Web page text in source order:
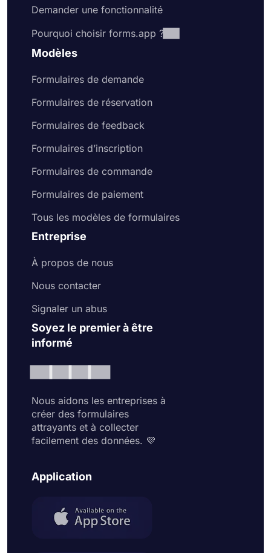
Demander une fonctionnalité
Pourquoi choisir forms.app ?
Modèles
Formulaires de demande
Formulaires de réservation
Formulaires de feedback
Formulaires d’inscription
Formulaires de commande
Formulaires de paiement
Tous les modèles de formulaires
Entreprise
À propos de nous
Nous contacter
Signaler un abus
Soyez le premier à être
informé
Nous aidons les entreprises à
créer des formulaires
attrayants et à collecter
facilement des données. 💜
Application